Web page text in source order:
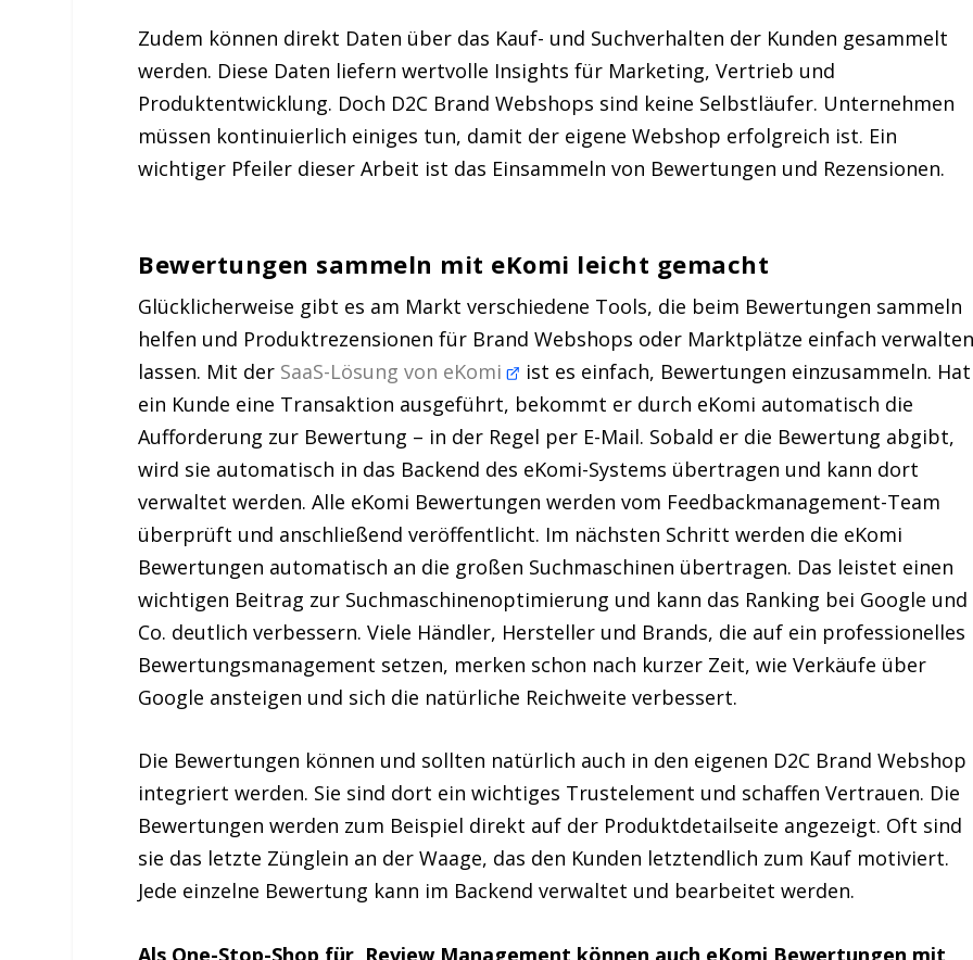
Zudem können direkt Daten über das Kauf- und Suchverhalten der Kunden gesammelt
werden. Diese Daten liefern wertvolle Insights für Marketing, Vertrieb und
Produktentwicklung. Doch D2C Brand Webshops sind keine Selbstläufer. Unternehmen
müssen kontinuierlich einiges tun, damit der eigene Webshop erfolgreich ist. Ein
wichtiger Pfeiler dieser Arbeit ist das Einsammeln von Bewertungen und Rezensionen.
Bewertungen sammeln mit eKomi leicht gemacht
Glücklicherweise gibt es am Markt verschiedene Tools, die beim Bewertungen sammeln
helfen und Produktrezensionen für Brand Webshops oder Marktplätze einfach
lassen. Mit der SaaS-Lösung von eKomi
ist es einfach, Bewertungen einzusammeln. Hat
ein Kunde eine Transaktion ausgeführt, bekommt er durch eKomi automatisch die
Aufforderung zur Bewertung – in der Regel per E-Mail. Sobald er die Bewertung abgibt,
wird sie automatisch in das Backend des eKomi-Systems übertragen und kann dort
verwaltet werden. Alle eKomi Bewertungen werden vom Feedbackmanagement-Team
überprüft und anschließend veröffentlicht. Im nächsten Schritt werden die eKomi
Bewertungen automatisch an die großen Suchmaschinen übertragen. Das leistet einen
wichtigen Beitrag zur Suchmaschinenoptimierung und kann das Ranking bei Google und
Co. deutlich verbessern. Viele Händler, Hersteller und Brands, die auf ein professionelles
Bewertungsmanagement setzen, merken schon nach kurzer Zeit, wie Verkäufe über
Google ansteigen und sich die natürliche Reichweite verbessert.
Die Bewertungen können und sollten natürlich auch in den eigenen D2C Brand Webshop
integriert werden. Sie sind dort ein wichtiges Trustelement und schaffen Vertrauen. Die
Bewertungen werden zum Beispiel direkt auf der Produktdetailseite angezeigt. Oft sind
sie das letzte Zünglein an der Waage, das den Kunden letztendlich zum Kauf motiviert.
Jede einzelne Bewertung kann im Backend verwaltet und bearbeitet werden.
Als One-Stop-Shop für Review Management können auch eKomi Bewertungen mit